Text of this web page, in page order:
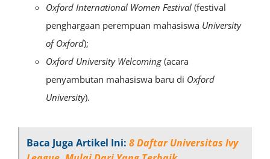
Oxford International Women Festival (festival
penghargaan perempuan mahasiswa University
of Oxford);
Oxford University Welcoming(acara
penyambutan mahasiswa baru di Oxford
University).
Baca Juga Artikel Ini: 8 Daftar Universitas Ivy